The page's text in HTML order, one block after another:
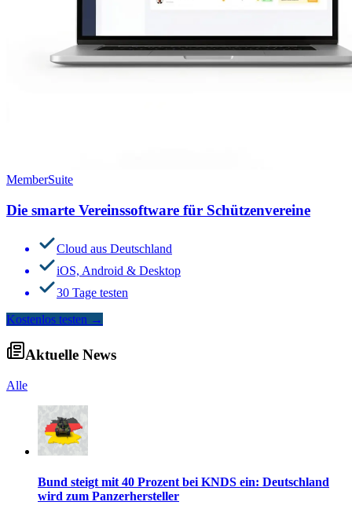
MemberSuite
Die smarte Vereinssoftware für Schützenvereine
Cloud aus Deutschland
iOS, Android & Desktop
30 Tage testen
Kostenlos testen →
Aktuelle News
Alle
Bund steigt mit 40 Prozent bei KNDS ein: Deutschland
wird zum Panzerhersteller